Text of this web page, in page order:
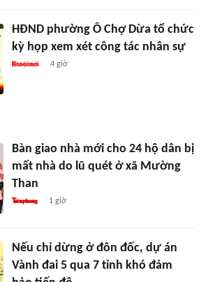
HĐND phường Ô Chợ Dừa tổ chức
kỳ họp xem xét công tác nhân sự
4 giờ
Bàn giao nhà mới cho 24 hộ dân bị
mất nhà do lũ quét ở xã Mường
Than
1 giờ
Nếu chỉ dừng ở đôn đốc, dự án
Vành đai 5 qua 7 tỉnh khó đảm